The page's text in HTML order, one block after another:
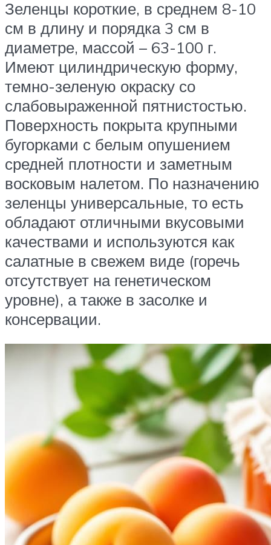
Зеленцы короткие, в среднем 8-10
см в длину и порядка 3 см в
диаметре, массой – 63-100 г.
Имеют цилиндрическую форму,
темно-зеленую окраску со
слабовыраженной пятнистостью.
Поверхность покрыта крупными
бугорками с белым опушением
средней плотности и заметным
восковым налетом. По назначению
зеленцы универсальные, то есть
обладают отличными вкусовыми
качествами и используются как
салатные в свежем виде (горечь
отсутствует на генетическом
уровне), а также в засолке и
консервации.